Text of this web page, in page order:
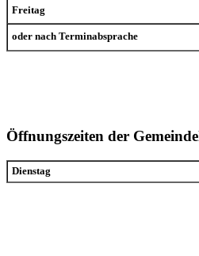
Freitag
oder nach Terminabsprache
Öffnungszeiten der
Dienstag